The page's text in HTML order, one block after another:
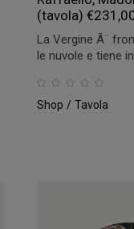
(tavola) €
La Vergine Ã¨
le nuvole e tiene in
Shop Tavola